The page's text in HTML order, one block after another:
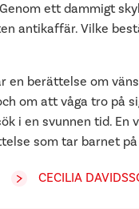
ett dammigt
antikaffär. Vilke
en berättelse om
om att våga tro på
i en svunnen tid. En
som tar barnet på
CECILIA